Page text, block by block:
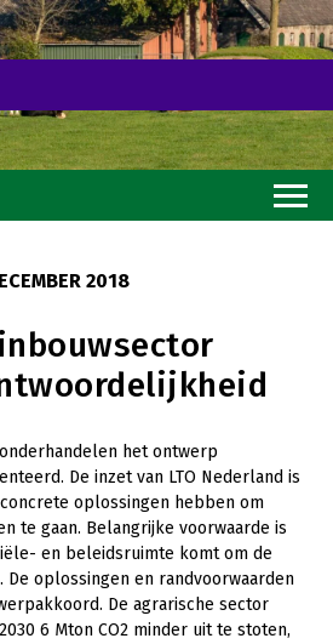
2018
het ontwerp
De inzet van LTO Nederland is
oplossingen hebben om
te gaan. Belangrijke voorwaarde is
en beleidsruimte komt om de
De oplossingen en randvoorwaarden
De agrarische sector
6 Mton CO2 minder uit te stoten,